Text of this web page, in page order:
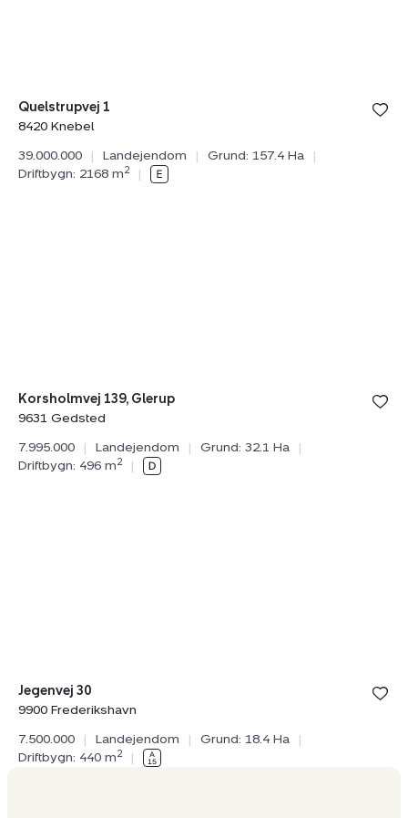
Bolig er
under
Quelstrupvej 1
8420 Knebel
39.000.000
| Landejendom | Grund: 157.4 Ha
|
Driftbygn: 2168 m2 |
Bolig er
under
Korsholmvej 139, Glerup
9631 Gedsted
7.995.000
| Landejendom | Grund: 32.1 Ha
|
Driftbygn: 496 m2 |
Bolig er
under
Jegenvej 30
9900 Frederikshavn
7.500.000
| Landejendom | Grund: 18.4 Ha
|
Driftbygn: 440 m2 |